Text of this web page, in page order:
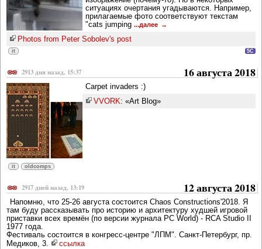
ситуациях очертания угадываются. Например,
прилагаемые фото соответствуют текстам
"cats jumping ...далее
Photos from Peter Sobolev's post
it 5C
2913 дня назад, 15:37 16 августа 2018
Carpet invaders :)
VVORK: «Art Blog»
it oldcomps
2917 дней назад, 13:19 12 августа 2018
Напомню, что 25-26 августа состоится Chaos Constructions'2018. Я
там буду рассказывать про историю и архитектуру худшей игровой
приставки всех времён (по версии журнала PC World) - RCA Studio II
1977 года.
Фестиваль состоится в конгресс-центре "ЛПМ". Санкт-Петербург, пр.
Медиков, 3.
ссылка